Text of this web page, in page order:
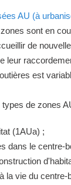
AU (à
sont en
de
leur
est
de zones
(1AUa) ;
dans le centre-
la vie du centre-